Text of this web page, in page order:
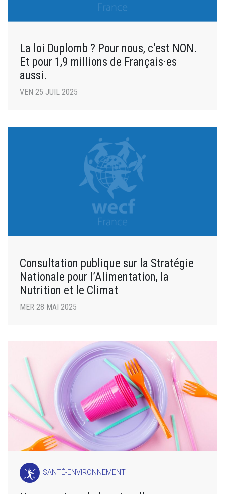
La loi Duplomb ? Pour nous, c’est NON.
Et pour 1,9 millions de Français·es
aussi.
VEN 25 JUIL 2025
Consultation publique sur la Stratégie
Nationale pour l’Alimentation, la
Nutrition et le Climat
MER 28 MAI 2025
SANTÉ-ENVIRONNEMENT